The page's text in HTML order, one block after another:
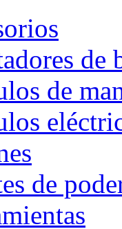
de
de
de